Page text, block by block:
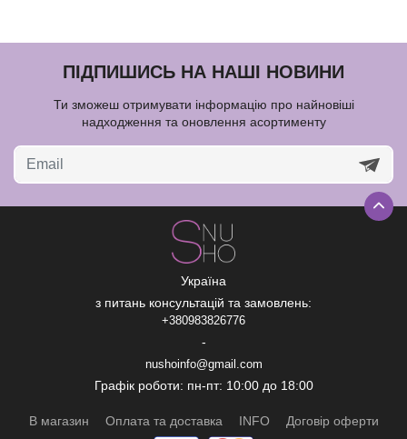
ПІДПИШИСЬ НА НАШІ НОВИНИ
Ти зможеш отримувати інформацію про найновіші
надходження та оновлення асортименту
Україна
з питань консультацій та замовлень:
+380983826776
-
nushoinfo@gmail.com
Графік роботи: пн-пт: 10:00 до 18:00
В магазин Оплата та доставка INFO Договір оферти